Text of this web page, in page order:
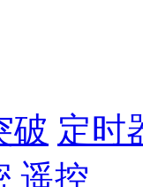
破 定时
遥控